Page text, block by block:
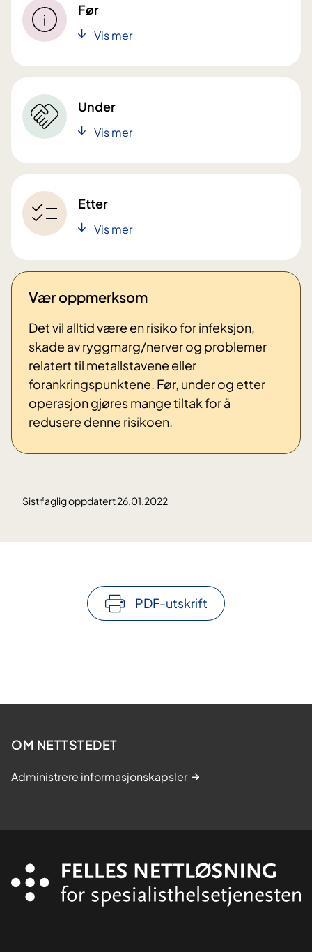
Før
Vis mer
Under
Vis mer
Etter
Vis mer
Vær oppmerksom
Det vil alltid være en risiko for infeksjon,
skade av ryggmarg/nerver og problemer
relatert til metallstavene eller
forankringspunktene. Før, under og etter
operasjon gjøres mange tiltak for å
redusere denne risikoen.
Sist faglig oppdatert 26.01.2022
PDF-utskrift
OM NETTSTEDET
Administrere informasjonskapsler